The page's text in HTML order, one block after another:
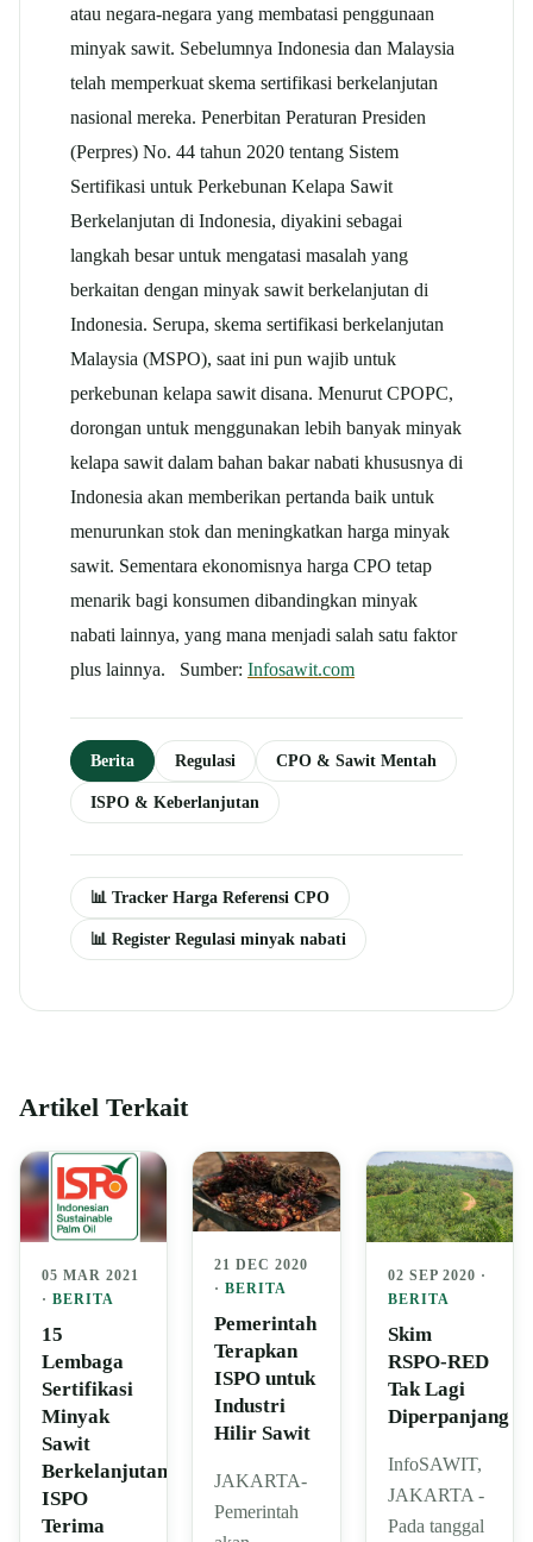
atau negara-negara yang membatasi penggunaan
minyak sawit. Sebelumnya Indonesia dan Malaysia
telah memperkuat skema sertifikasi berkelanjutan
nasional mereka. Penerbitan Peraturan Presiden
(Perpres) No. 44 tahun 2020 tentang Sistem
Sertifikasi untuk Perkebunan Kelapa Sawit
Berkelanjutan di Indonesia, diyakini sebagai
langkah besar untuk mengatasi masalah yang
berkaitan dengan minyak sawit berkelanjutan di
Indonesia. Serupa, skema sertifikasi berkelanjutan
Malaysia (MSPO), saat ini pun wajib untuk
perkebunan kelapa sawit disana. Menurut CPOPC,
dorongan untuk menggunakan lebih banyak minyak
kelapa sawit dalam bahan bakar nabati khususnya di
Indonesia akan memberikan pertanda baik untuk
menurunkan stok dan meningkatkan harga minyak
sawit. Sementara ekonomisnya harga CPO tetap
menarik bagi konsumen dibandingkan minyak
nabati lainnya, yang mana menjadi salah satu faktor
plus lainnya. Sumber: Infosawit.com
Berita Regulasi CPO & Sawit Mentah
ISPO & Keberlanjutan
📊 Tracker Harga Referensi CPO
📊 Register Regulasi minyak nabati
Artikel Terkait
05 MAR 2021
· BERITA
15
Lembaga
Sertifikasi
Minyak
Sawit
Berkelanjutan
ISPO
Terima
21 DEC 2020
·BERITA
Pemerintah
Terapkan
ISPO untuk
Industri
Hilir Sawit
JAKARTA-
Pemerintah
02 SEP 2020 ·
BERITA
Skim
RSPO-RED
Tak Lagi
Diperpanjang
InfoSAWIT,
JAKARTA -
Pada tanggal